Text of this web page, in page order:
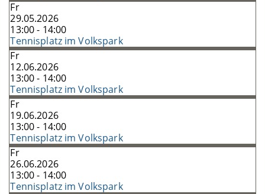
Fr
29.05.2026
13:00 - 14:00
Tennisplatz im Volkspark
Fr
12.06.2026
13:00 - 14:00
Tennisplatz im Volkspark
Fr
19.06.2026
13:00 - 14:00
Tennisplatz im Volkspark
Fr
26.06.2026
13:00 - 14:00
Tennisplatz im Volkspark